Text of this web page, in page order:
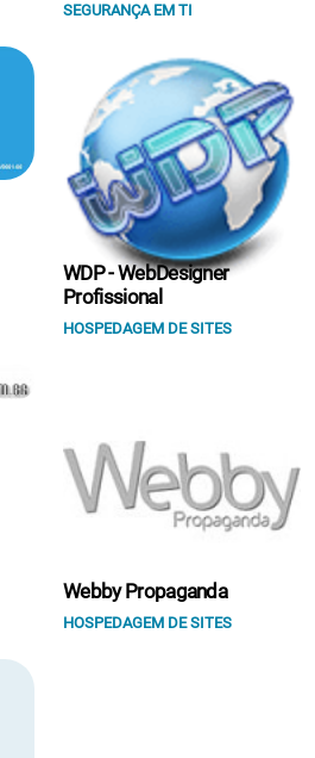
SEGURANÇA EM TI
WDP - WebDesigner
Profissional
HOSPEDAGEM DE SITES
Webby Propaganda
HOSPEDAGEM DE SITES